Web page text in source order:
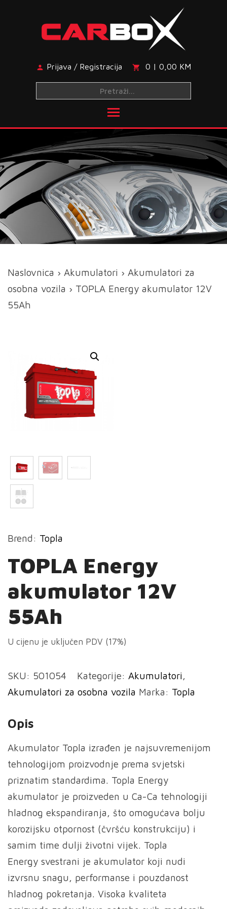
Prijava / Registracija 0 | 0,00 KM
Naslovnica › Akumulatori › Akumulatori za
osobna vozila › TOPLA Energy akumulator 12V
55Ah
Brend: Topla
TOPLA Energy
akumulator 12V
55Ah
U cijenu je uključen PDV (17%)
SKU: 501054 Kategorije: Akumulatori,
Akumulatori za osobna vozila Marka: Topla
Opis
Akumulator Topla izrađen je najsuvremenijom
tehnologijom proizvodnje prema svjetski
priznatim standardima. Topla Energy
akumulator je proizveden u Ca-Ca tehnologiji
hladnog ekspandiranja, što omogućava bolju
korozijsku otpornost (čvršću konstrukciju) i
samim time dulji životni vijek. Topla
Energy svestrani je akumulator koji nudi
izvrsnu snagu, performanse i pouzdanost
hladnog pokretanja. Visoka kvaliteta